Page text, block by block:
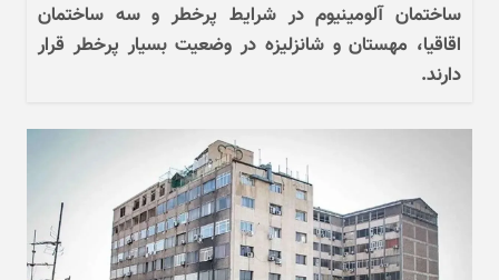
ساختمان آلومینیوم در شرایط پرخطر و سه ساختمان
اقاقیا، مهستان و شانزلیزه در وضعیت بسیار پرخطر قرار
دارند.